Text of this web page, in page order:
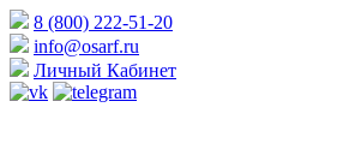
8 (800) 222-51-20
info@osarf.ru
Личный Кабинет